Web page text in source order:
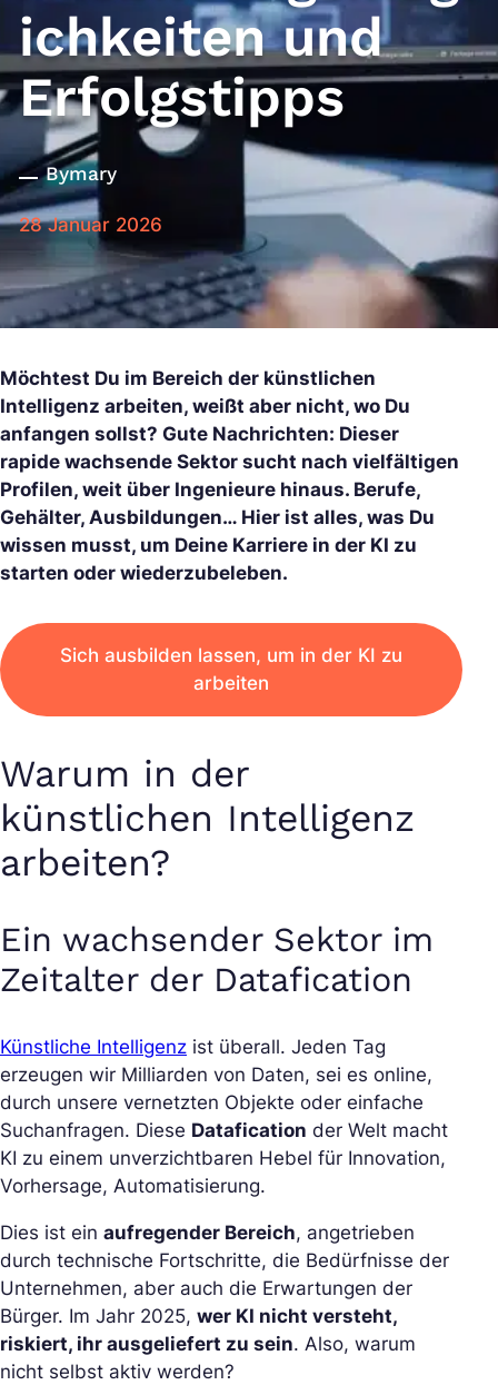
ichkeiten und
Erfolgstipps
Bymary
28 Januar 2026
Möchtest Du im Bereich der künstlichen
Intelligenz arbeiten, weißt aber nicht, wo Du
anfangen sollst? Gute Nachrichten: Dieser
rapide wachsende Sektor sucht nach vielfältigen
Profilen, weit über Ingenieure hinaus. Berufe,
Gehälter, Ausbildungen… Hier ist alles, was Du
wissen musst, um Deine Karriere in der KI zu
starten oder wiederzubeleben.
Sich ausbilden lassen, um in der KI zu
arbeiten
Warum in der
künstlichen Intelligenz
arbeiten?
Ein wachsender Sektor im
Zeitalter der Datafication
Künstliche Intelligenz ist überall. Jeden Tag
erzeugen wir Milliarden von Daten, sei es online,
durch unsere vernetzten Objekte oder einfache
Suchanfragen. Diese Datafication der Welt macht
KI zu einem unverzichtbaren Hebel für Innovation,
Vorhersage, Automatisierung.
Dies ist ein aufregender Bereich, angetrieben
durch technische Fortschritte, die Bedürfnisse der
Unternehmen, aber auch die Erwartungen der
Bürger. Im Jahr 2025, wer KI nicht versteht,
riskiert, ihr ausgeliefert zu sein. Also, warum
nicht selbst aktiv werden?